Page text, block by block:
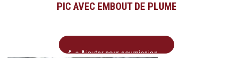
PIC AVEC EMBOUT DE PLUME
+ Ajouter pour soumission